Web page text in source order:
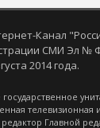
Канал
СМИ Эл №
2014 года.
телевизионная
Главной